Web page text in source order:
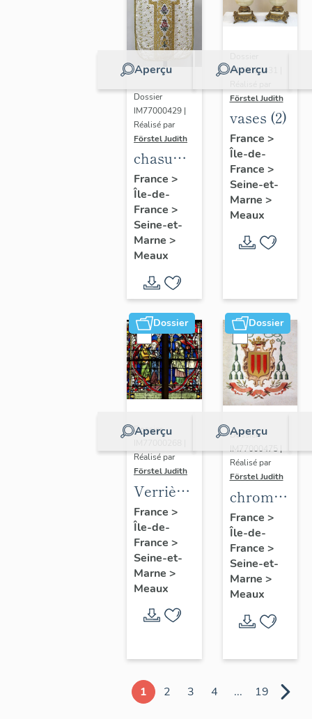
Aperçu
Dossier
IM77000429 |
Réalisé par
Förstel Judith
chasuble
blanche
France >
Île-de-
France >
Seine-et-
Marne >
Meaux
Aperçu
IM77000431 |
Förstel Judith
vases (2)
France >
Île-de-
France >
Seine-et-
Marne >
Meaux
Dossier
Aperçu
Dossier
Réalisé par
Förstel Judith
Verrières
de la
chapelle
axiale
France >
Île-de-
France >
Seine-et-
Marne >
Meaux
Dossier
Aperçu
Dossier
IM77000475 |
Réalisé par
Förstel Judith
:
armoiries
d'évêques
et du
pape Pie
France >
Île-de-
France >
Seine-et-
Marne >
Meaux
1 2 3 4 ... 19